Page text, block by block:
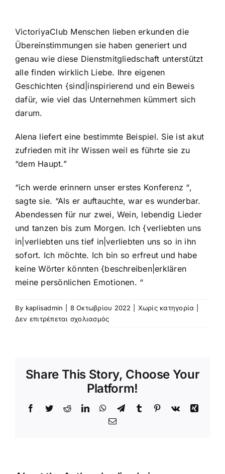
VictoriyaClub Menschen lieben erkunden die
Übereinstimmungen sie haben generiert und
genau wie diese Dienstmitgliedschaft unterstützt
alle finden wirklich Liebe. Ihre eigenen
Geschichten {sind|inspirierend und ein Beweis
dafür, wie viel das Unternehmen kümmert sich
darum.
Alena liefert eine bestimmte Beispiel. Sie ist akut
zufrieden mit ihr Wissen weil es führte sie zu
“dem Haupt.”
“ich werde erinnern unser erstes Konferenz “,
sagte sie. “Als er auftauchte, war es wunderbar.
Abendessen für nur zwei, Wein, lebendig Lieder
und tanzen bis zum Morgen. Ich {verliebten uns
in|verliebten uns tief in|verliebten uns so in ihn
sofort. Ich möchte. Ich bin so erfreut und habe
keine Wörter könnten {beschreiben|erklären
meine persönlichen Emotionen. “
By kaplisadmin 8 Οκτωβρίου 2022 Χωρίς κατηγορία
Δεν επιτρέπεται σχολιασμόςστο
Site
tatsächlich
Bring
Singles
Together
Share This Story, Choose Your
Platform!
Facebook
TwitterRedditLinkedInWhatsApp
TelegramTumblr Pinterest
Vk
Xing
Email